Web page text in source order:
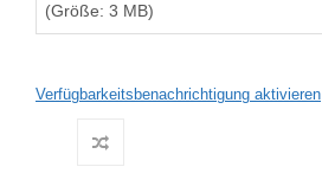
(Größe: 3 MB)
Verfügbarkeitsbenachrichtigung aktivieren